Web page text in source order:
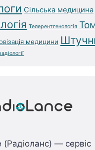
Сільська медицина
Телерентгенологія
медицини
(Радіоланс) — сервіс